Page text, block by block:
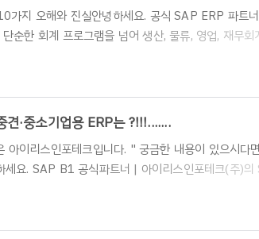
지 오해와 진실안녕하세요. 공식 SAP ERP 파트
한 회계 프로그램을 넘어 생산, 물류, 영업, 재무회
다. 글로벌 및 한국 출시가 20여 년이 지났음에도 여전
립니다. 👉 [ SAP Business One 공식 파트너 아이리
sap-biz-one💡 SAP Business
SAP Business..
·중소기업용 ERP는 ?!!!.......
이리스인포테크입니다. " 궁금한 내용이 있으시다
요. SAP B1 공식파트너 | 아이리스인포테크(주)의
을까?” SAP Korea(코리아)는 중견·중소기업을 위
합니다. 참고사항) SAP Korea(코리아)는 독일 본
공식 지사입니다. 또한 SAP Korea(코리아)는 단